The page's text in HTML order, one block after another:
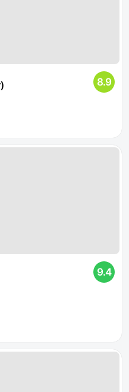
8.9
9.4